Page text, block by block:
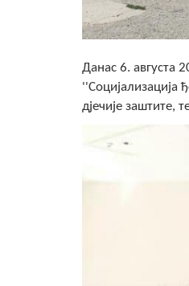
Данас 6. августа
''Социјализација
дјечије заштите,